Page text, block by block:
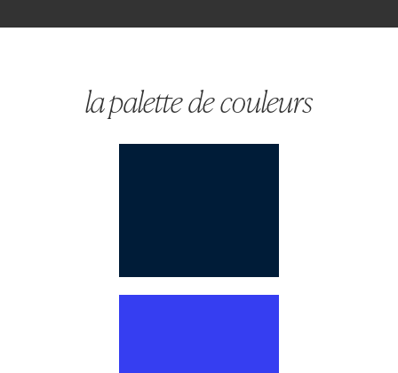
la palette de couleurs